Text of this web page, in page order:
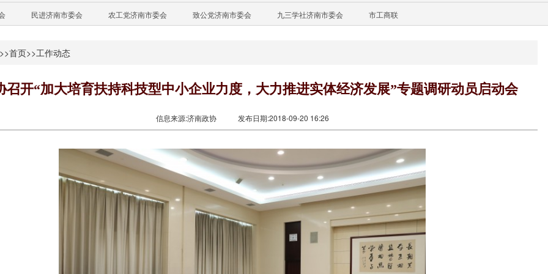
民进济南市委会 农工党济南市委会 致公党济南市委会 九三学社济南市委会 市工商联
首页>>工作动态
召开“加大培育扶持科技型中小企业力度，大力推进实体经济发展”专题调研动员启动会
信息来源:济南政协 发布日期:2018-09-20 16:26